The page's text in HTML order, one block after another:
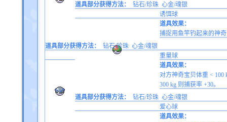
道具部分获得方法：
钻石/珍珠 心金/魂银
诱饵球
道具效果：
捕捉用鱼竿钓起来的神
道具部分获得方法：
钻石/珍珠 心金/魂银
重量球
道具效果：
对方神奇宝贝体重 < 100
300 kg 则捕获率 +30。
道具部分获得方法：
钻石/珍珠 心金/魂银
爱心球
道具效果：